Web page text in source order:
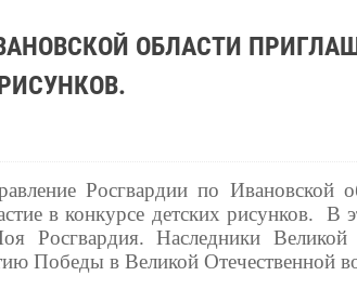
ОБЛАСТИ
Росгвардии по Ивановской
в конкурсе детских рисунков.
В
Росгвардия. Наследники
Победы в Великой Отечественной